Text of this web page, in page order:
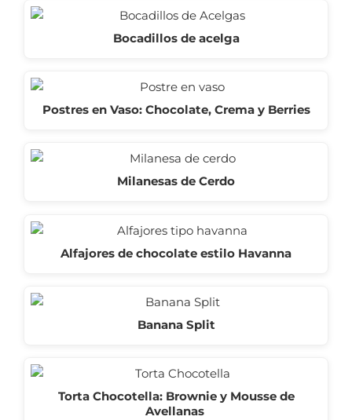
Bocadillos de acelga
Postres en Vaso: Chocolate, Crema y Berries
Milanesas de Cerdo
Alfajores de chocolate estilo Havanna
Banana Split
Torta Chocotella: Brownie y Mousse de
Avellanas